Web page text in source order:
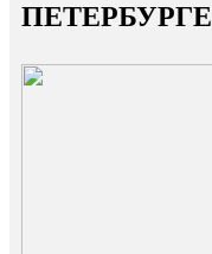
ПЕТЕРБУРГЕ